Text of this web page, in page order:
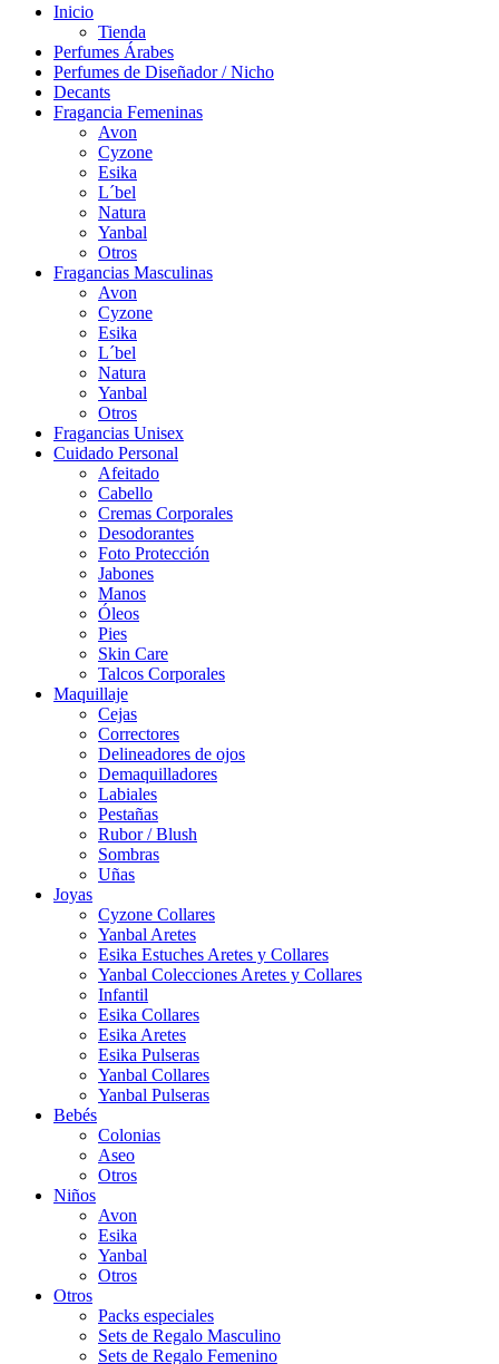
Inicio
Tienda
Perfumes Árabes
Perfumes de Diseñador / Nicho
Decants
Fragancia Femeninas
Avon
Cyzone
Esika
L´bel
Natura
Yanbal
Otros
Fragancias Masculinas
Avon
Cyzone
Esika
L´bel
Natura
Yanbal
Otros
Fragancias Unisex
Cuidado Personal
Afeitado
Cabello
Cremas Corporales
Desodorantes
Foto Protección
Jabones
Manos
Óleos
Pies
Skin Care
Talcos Corporales
Maquillaje
Cejas
Correctores
Delineadores de ojos
Demaquilladores
Labiales
Pestañas
Rubor / Blush
Sombras
Uñas
Joyas
Cyzone Collares
Yanbal Aretes
Esika Estuches Aretes y Collares
Yanbal Colecciones Aretes y Collares
Infantil
Esika Collares
Esika Aretes
Esika Pulseras
Yanbal Collares
Yanbal Pulseras
Bebés
Colonias
Aseo
Otros
Niños
Avon
Esika
Yanbal
Otros
Otros
Packs especiales
Sets de Regalo Masculino
Sets de Regalo Femenino